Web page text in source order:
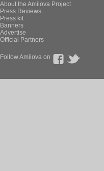
About the Amilova Project
Press Reviews
Press kit
Banners
Advertise
Official Partners
Follow Amilova on